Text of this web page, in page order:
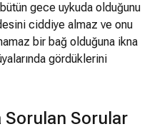
gece uykuda olduğunu
ciddiye almaz ve onu
bir bağ olduğuna ikna
gördüklerini
Sorulan Sorular